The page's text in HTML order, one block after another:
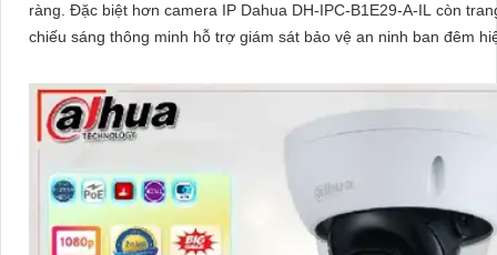
ràng. Đặc biệt hơn camera IP Dahua DH-IPC-B1E29-A-IL còn
chiếu sáng thông minh hỗ trợ giám sát bảo vệ an ninh ban đêm